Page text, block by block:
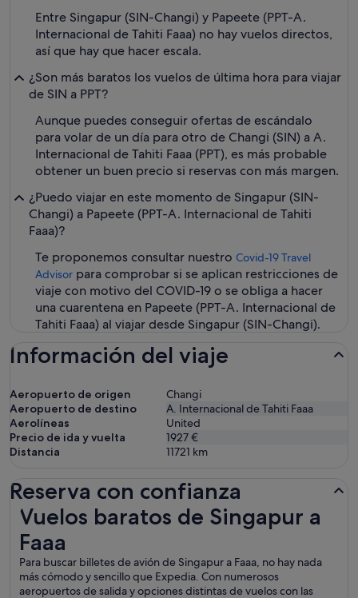
Entre Singapur (SIN-Changi) y Papeete (PPT-A.
Internacional de Tahiti Faaa) no hay vuelos directos,
así que hay que hacer escala.
¿Son más baratos los vuelos de última hora para viajar
de SIN a PPT?
Aunque puedes conseguir ofertas de escándalo
para volar de un día para otro de Changi (SIN) a A.
Internacional de Tahiti Faaa (PPT), es más probable
obtener un buen precio si reservas con más margen.
¿Puedo viajar en este momento de Singapur (SIN-
Changi) a Papeete (PPT-A. Internacional de Tahiti
Faaa)?
Te proponemos consultar nuestro Covid-19 Travel
Advisor para comprobar si se aplican restricciones de
viaje con motivo del COVID-19 o se obliga a hacer
una cuarentena en Papeete (PPT-A. Internacional de
Tahiti Faaa) al viajar desde Singapur (SIN-Changi).
Información del viaje
Aeropuerto de origen
Changi
Aeropuerto de destino
A. Internacional de Tahiti Faaa
Aerolíneas
United
Precio de ida y vuelta
1927 €
Distancia
11721 km
Reserva con confianza
Vuelos baratos de Singapur a
Faaa
Para buscar billetes de avión de Singapur a Faaa, no hay nada
más cómodo y sencillo que Expedia. Con numerosos
aeropuertos de salida y opciones distintas de vuelos con las
Vuelos baratos de Singapur a Faaa